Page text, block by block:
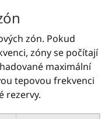
zón. Pokud
zóny se počítají
maximální
tepovou frekvenci
rezervy.